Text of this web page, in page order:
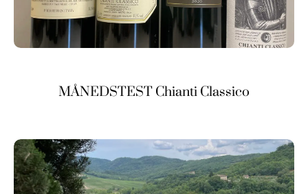
MÅNEDSTEST Chianti Classico